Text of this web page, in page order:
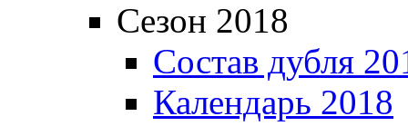
Сезон 2018
Состав дубля
Календарь 2018